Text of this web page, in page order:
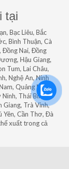
tại
Bạc Liêu, Bắc
Bình Thuận, Cà
Đồng Nai, Đồng
Hậu Giang,
Tum, Lai Châu,
Nghệ An, Ninh
Quảng Ngãi,
Ninh, Thái Bình,
Giang, Trà Vinh,
Yên, Cần Thơ, Đà
xuất trong cả